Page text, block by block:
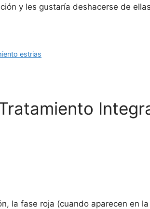
y les gustaría deshacerse de
estrias
la fase roja (cuando aparecen en